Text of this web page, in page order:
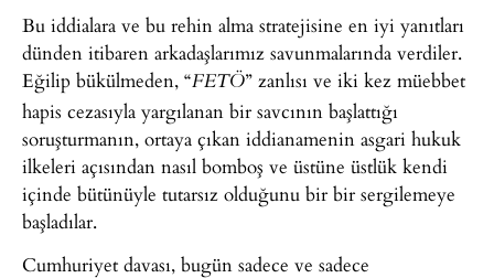
Bu iddialara ve bu rehin alma stratejisine en iyi yanıtları
dünden itibaren arkadaşlarımız savunmalarında verdiler.
Eğilip bükülmeden, “FETÖ” zanlısı ve iki kez müebbet
hapis cezasıyla yargılanan bir savcının başlattığı
soruşturmanın, ortaya çıkan iddianamenin asgari hukuk
ilkeleri açısından nasıl bomboş ve üstüne üstlük kendi
içinde bütünüyle tutarsız olduğunu bir bir sergilemeye
başladılar.
Cumhuriyet davası, bugün sadece ve sadece